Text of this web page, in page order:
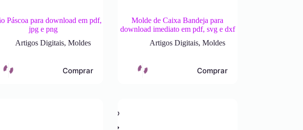
Páscoa para download em pdf,
jpg e png
Artigos Digitais, Moldes
Comprar
Molde de Caixa Bandeja para
download imediato em pdf, svg e dxf
Artigos Digitais, Moldes
Comprar